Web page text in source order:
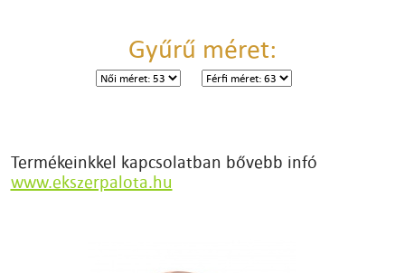
Gyűrű méret:
Termékeinkkel kapcsolatban bővebb infó
www.ekszerpalota.hu